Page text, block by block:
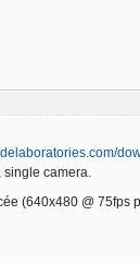
single camera.
(640x480 @ 75fps